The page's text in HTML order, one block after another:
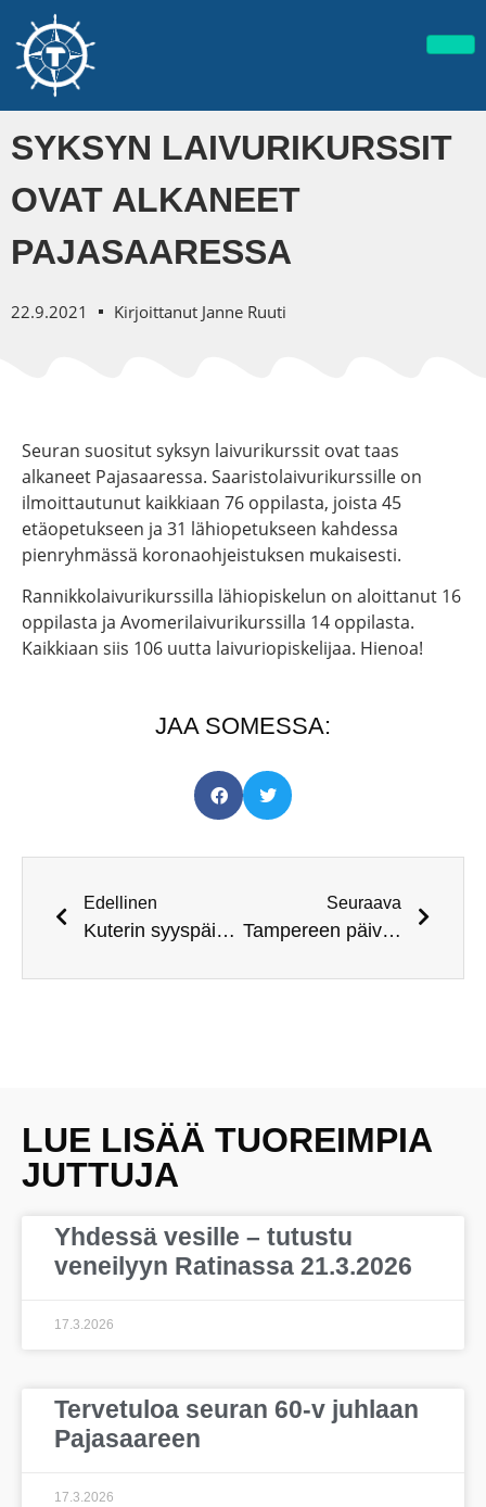
SYKSYN LAIVURIKURSSIT
OVAT ALKANEET
PAJASAARESSA
22.9.2021 Kirjoittanut Janne Ruuti
Seuran suositut syksyn laivurikurssit ovat taas
alkaneet Pajasaaressa. Saaristolaivurikurssille on
ilmoittautunut kaikkiaan 76 oppilasta, joista 45
etäopetukseen ja 31 lähiopetukseen kahdessa
pienryhmässä koronaohjeistuksen mukaisesti.
Rannikkolaivurikurssilla lähiopiskelun on aloittanut 16
oppilasta ja Avomerilaivurikurssilla 14 oppilasta.
Kaikkiaan siis 106 uutta laivuriopiskelijaa. Hienoa!
JAA SOMESSA:
Edellinen
Kuterin syyspäivät aurinkoisessa tuulisessa säässä
Seuraava
Tampereen päivä – Pajasaaressa avoimet ovet 3.10.
LUE LISÄÄ TUOREIMPIA
JUTTUJA
Yhdessä vesille – tutustu
veneilyyn Ratinassa 21.3.2026
17.3.2026
Tervetuloa seuran 60-v juhlaan
Pajasaareen
17.3.2026